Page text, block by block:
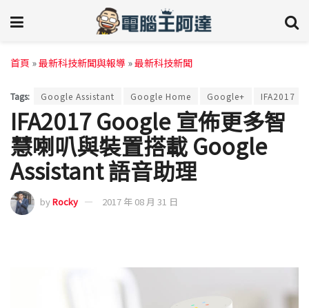
首頁 »最新科技新聞與報導 »最新科技新聞
Tags: Google Assistant Google Home Google+ IFA2017
IFA2017 Google 宣佈更多智
慧喇叭與裝置搭載 Google
Assistant 語音助理
byRocky 2017 年 08 月 31 日